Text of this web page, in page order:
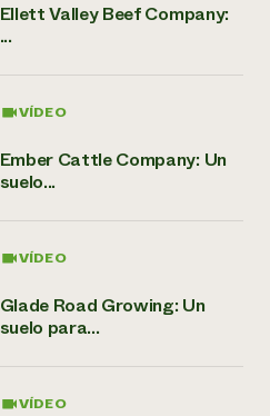
Ellett Valley Beef Company:
...
VÍDEO
Ember Cattle Company: Un
suelo...
VÍDEO
Glade Road Growing: Un
suelo para...
VÍDEO